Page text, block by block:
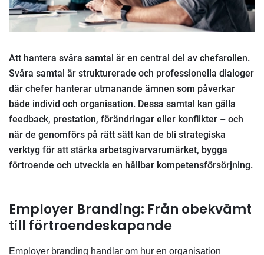
Att hantera svåra samtal är en central del av chefsrollen.
Svåra samtal är strukturerade och professionella dialoger
där chefer hanterar utmanande ämnen som påverkar
både individ och organisation. Dessa samtal kan gälla
feedback, prestation, förändringar eller konflikter – och
när de genomförs på rätt sätt kan de bli strategiska
verktyg för att stärka arbetsgivarvarumärket, bygga
förtroende och utveckla en hållbar kompetensförsörjning.
Employer Branding: Från obekvämt
till förtroendeskapande
Employer branding handlar om hur en organisation